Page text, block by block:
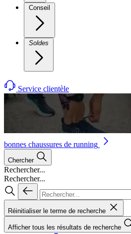
Conseil
Soldes
Service clientèle
bonnes chaussures de running
Chercher
Rechercher...
Rechercher...
Réinitialiser le terme de recherche
Afficher tous les résultats de recherche